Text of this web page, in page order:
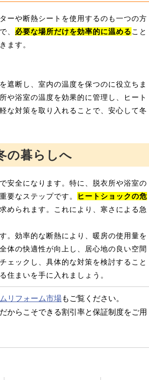
ーや断熱シートを使用するのも一つの方
、 必要な場所だけを効率的に温める こと
ます。
遮断し、室内の温度を保つのに役立ちま
や浴室の温度を効果的に管理し、ヒート
な対策を取り入れることで、安心して冬
の暮らしへ
安全になります。特に、脱衣所や浴室の
要なステップです。
ヒートショックの危
められます。これにより、寒さによる急
。効率的な断熱により、暖房の使用量を
体の快適性が向上し、居心地の良い空間
ェックし、具体的な対策を検討すること
住まいを手に入れましょう。
リフォーム市場もご覧ください。
からこそできる割引率と保証制度をご用